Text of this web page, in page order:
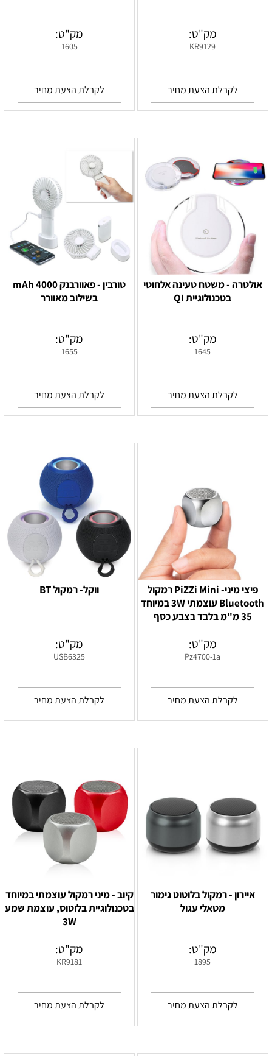
מק"ט:
KR9129
לקבלת הצעת מחיר
מק"ט:
1605
לקבלת הצעת מחיר
אולטרה - משטח טעינה אלחוטי
בטכנולוגיית QI
מק"ט:
1645
לקבלת הצעת מחיר
טורבין - פאוורבנק 4000 mAh
בשילוב מאוורר
מק"ט:
1655
לקבלת הצעת מחיר
פיצי מיני- PiZZi Mini רמקול
Bluetooth עוצמתי 3W במיוחד
35 מ"מ בלבד בצבע כסף
מק"ט:
Pz4700-1a
לקבלת הצעת מחיר
ווקל- רמקול BT
מק"ט:
USB6325
לקבלת הצעת מחיר
איירון - רמקול בלוטוט גימור
מטאלי עגול
מק"ט:
1895
לקבלת הצעת מחיר
קיוב - מיני רמקול עוצמתי במיוחד
בטכנולוגיית בלוטוס, עוצמת שמע
3W
מק"ט:
KR9181
לקבלת הצעת מחיר